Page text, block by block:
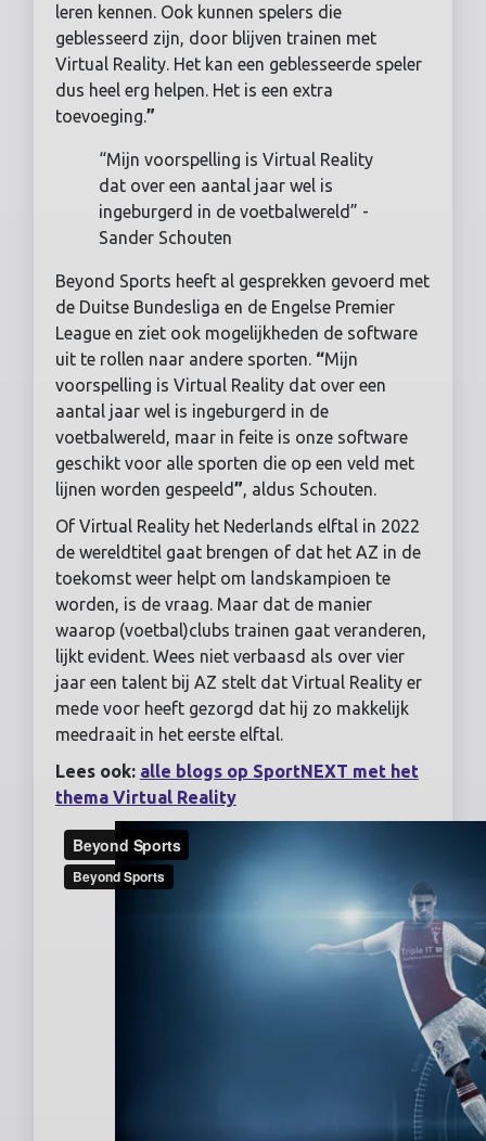
leren kennen. Ook kunnen spelers die
geblesseerd zijn, door blijven trainen met
Virtual Reality. Het kan een geblesseerde speler
dus heel erg helpen. Het is een extra
toevoeging. ”
“Mijn voorspelling is Virtual Reality
dat over een aantal jaar wel is
ingeburgerd in de voetbalwereld” -
Sander Schouten
Beyond Sports heeft al gesprekken gevoerd met
de Duitse Bundesliga en de Engelse Premier
League en ziet ook mogelijkheden de software
uit te rollen naar andere sporten. “Mijn
voorspelling is Virtual Reality dat over een
aantal jaar wel is ingeburgerd in de
voetbalwereld, maar in feite is onze software
geschikt voor alle sporten die op een veld met
lijnen worden gespeeld” , aldus Schouten.
Of Virtual Reality het Nederlands elftal in 2022
de wereldtitel gaat brengen of dat het AZ in de
toekomst weer helpt om landskampioen te
worden, is de vraag. Maar dat de manier
waarop (voetbal)clubs trainen gaat veranderen,
lijkt evident. Wees niet verbaasd als over vier
jaar een talent bij AZ stelt dat Virtual Reality er
mede voor heeft gezorgd dat hij zo makkelijk
meedraait in het eerste elftal.
Lees ook: alle blogs op SportNEXT met het
thema Virtual Reality